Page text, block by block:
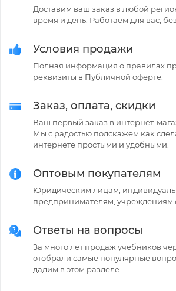
Доставим ваш заказ в любой
время и день. Работаем для вас,
Условия продажи
Полная информация о правилах
реквизиты в Публичной оферте.
Заказ, оплата, скидки
Ваш первый заказ в интернет-
Мы с радостью подскажем как
интернете простыми и удобными.
Оптовым покупателям
Юридическим лицам,
предпринимателям, учреждениям
Ответы на вопросы
За много лет продаж учебников
отобрали самые популярные
дадим в этом разделе.